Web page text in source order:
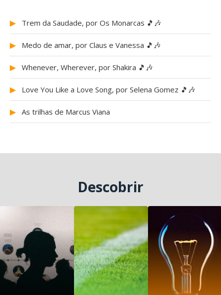
▶ Trem da Saudade, por Os Monarcas 🎵🎶
▶ Medo de amar, por Claus e Vanessa 🎵🎶
▶ Whenever, Wherever, por Shakira 🎵🎶
▶ Love You Like a Love Song, por Selena Gomez 🎵🎶
▶ As trilhas de Marcus Viana
Descobrir